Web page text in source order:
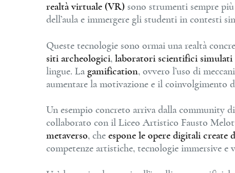
realtà virtuale (VR) sono strumenti sempre
dell’aula e immergere gli studenti in contesti
Queste tecnologie sono ormai una realtà
siti archeologici, laboratori scientifici simulati
lingue. La gamification, ovvero l’uso di
aumentare la motivazione e il coinvolgimento
Un esempio concreto arriva dalla community
collaborato con il Liceo Artistico Fausto
metaverso, che espone le opere digitali create
competenze artistiche, tecnologie immersive e